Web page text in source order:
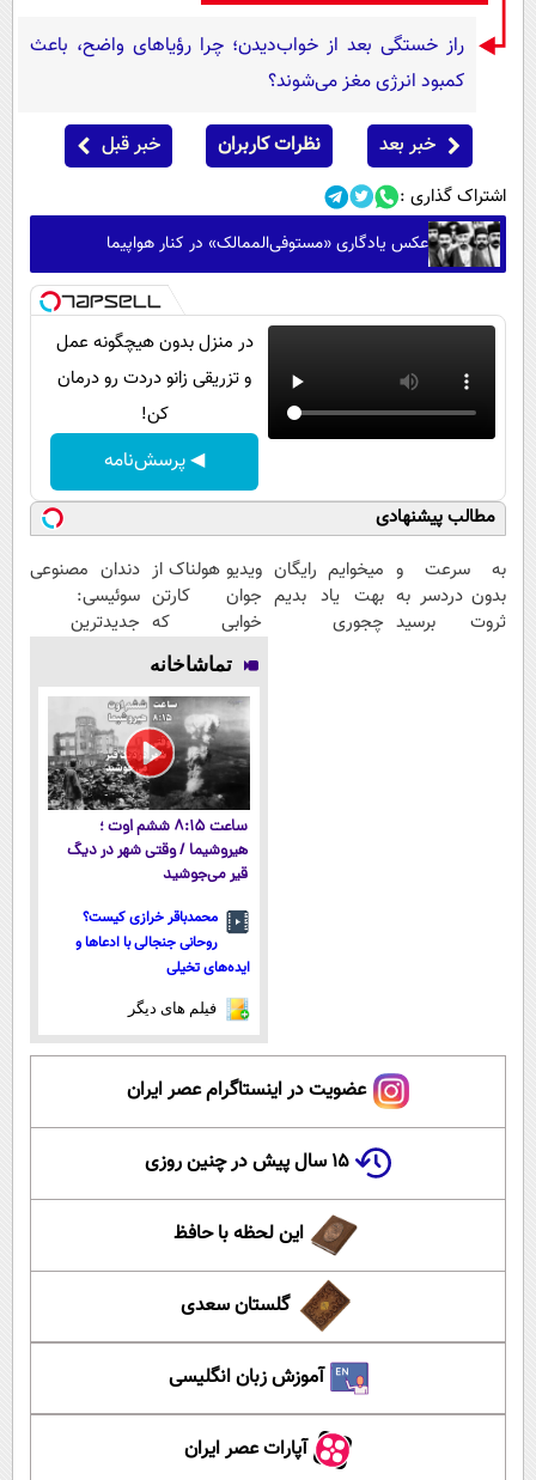
راز خستگی بعد از خواب‌دیدن؛ چرا رؤیاهای واضح، باعث
کمبود انرژی مغز می‌شوند؟
خبر بعد نظرات کاربران خبر قبل
اشتراک گذاری :
عکس یادگاری «مستوفی‌الممالک» در کنار هواپیما
در منزل بدون هیچگونه عمل
و تزریقی زانو دردت رو درمان
کن!
◀ پرسش‌نامه
مطالب پیشنهادی
به سرعت و
بدون دردسر به
ثروت برسید
میخوایم رایگان
بهت یاد بدیم
چجوری
ویدیو هولناک از
جوان کارتن
خوابی که
میلیاردر شد.
آموزش رایگان
دندان مصنوعی
سوئیسی:
جدیدترین
پرداخت قسطی
تماشاخانه
ساعت ۸:۱۵ ششم اوت ؛
هیروشیما / وقتی شهر در دیگ
قیر می‌جوشید
محمدباقر خرازی کیست؟
روحانی جنجالی با ادعاها و
ایده‌های تخیلی
فیلم های دیگر
عضویت در اینستاگرام عصر ایران
۱۵ سال پیش در چنین روزی
این لحظه با حافظ
گلستان سعدی
آموزش زبان انگلیسی
آپارات عصر ایران